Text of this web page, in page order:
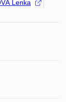
Lenka